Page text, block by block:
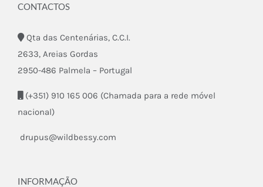
CONTACTOS
Qta das Centenárias, C.C.I.
2633, Areias Gordas
2950-486 Palmela – Portugal
(+351) 910 165 006 (Chamada para a rede móvel
nacional)
drupus@wildbessy.com
INFORMAÇÃO